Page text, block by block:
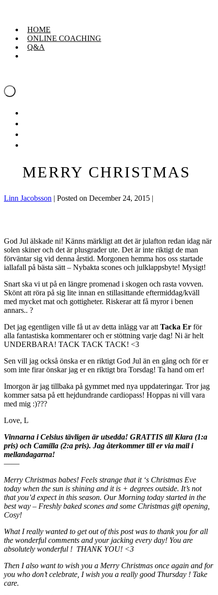
HOME
ONLINE COACHING
Q&A
Menu
Toggle
MERRY CHRISTMAS
Linn Jacobsson | Posted on December 24, 2015 |
God Jul älskade ni! Känns märkligt att det är julafton redan idag när
solen skiner och det är plusgrader ute. Det är inte riktigt de man
förväntar sig vid denna årstid. Morgonen hemma hos oss startade
iallafall på bästa sätt – Nybakta scones och julklappsbyte! Mysigt!
Snart ska vi ut på en längre promenad i skogen och rasta vovven.
Skönt att röra på sig lite innan en stillasittande eftermiddag/kväll
med mycket mat och gottigheter. Riskerar att få myror i benen
annars.. ?
Det jag egentligen ville få ut av detta inlägg var att Tacka Er för
alla fantastiska kommentarer och er stöttning varje dag! Ni är helt
UNDERBARA! TACK TACK TACK! <3
Sen vill jag också önska er en riktigt God Jul än en gång och för er
som inte firar önskar jag er en riktigt bra Torsdag! Ta hand om er!
Imorgon är jag tillbaka på gymmet med nya uppdateringar. Tror jag
kommer satsa på ett hejdundrande cardiopass! Hoppas ni vill vara
med mig :)???
Love, L
Vinnarna i Celsius tävligen är utsedda! GRATTIS till Klara (1:a
pris) och Camilla (2:a pris). Jag återkommer till er via mail i
mellandagarna!
——
Merry Christmas babes! Feels strange that it ‘s Christmas Eve
today when the sun is shining and it is + degrees outside. It’s not
that you’d expect in this season. Our Morning today started in the
best way – Freshly baked scones and some Christmas gift opening,
Cosy!
What I really wanted to get out of this post was to thank you for all
the wonderful comments and your jacking every day! You are
absolutely wonderful ! THANK YOU! <3
Then I also want to wish you a Merry Christmas once again and for
you who don’t celebrate, I wish you a really good Thursday ! Take
care.